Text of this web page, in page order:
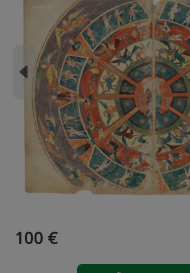
100 €